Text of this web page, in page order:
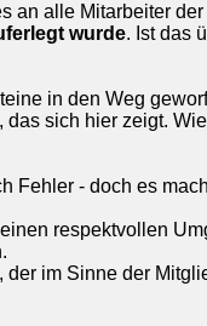
an alle Mitarbeiter
wurde. Ist das
in den Weg
sich hier zeigt.
Fehler - doch es
respektvollen
im Sinne der